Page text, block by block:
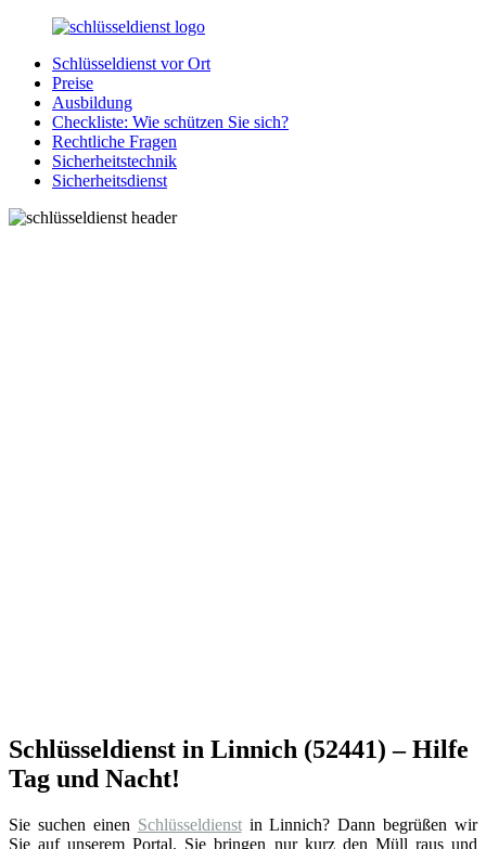
Zurück
Inhalt
SchluesseldienstDirekt.de
Ihre
Notlage
wird
gelöst!
Schlüsseldienst vor Ort
Preise
Ausbildung
Checkliste: Wie schützen Sie sich?
Rechtliche Fragen
Sicherheitstechnik
Sicherheitsdienst
Schlüsseldienst in Linnich (52441) – Hilfe
Tag und Nacht!
Sie suchen einen Schlüsseldienstin Linnich? Dann begrüßen wir
Sie auf unserem Portal. Sie bringen nur kurz den Müll raus und